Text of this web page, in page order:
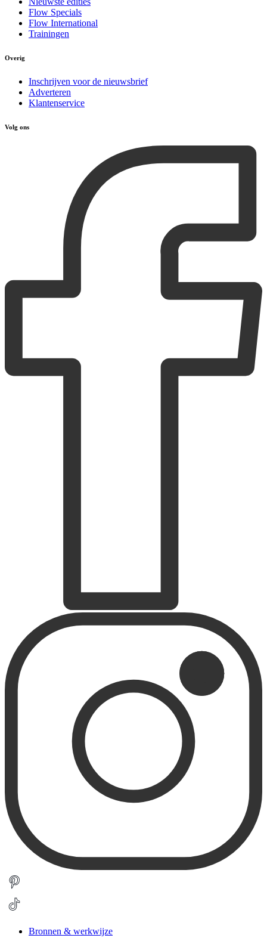
Flow Specials
Flow International
Trainingen
Overig
Inschrijven voor de nieuwsbrief
Adverteren
Klantenservice
Volg ons
Bronnen & werkwijze